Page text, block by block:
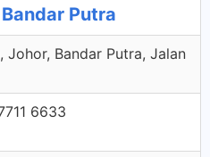
Putra
Johor, Bandar Putra, Jalan
6633